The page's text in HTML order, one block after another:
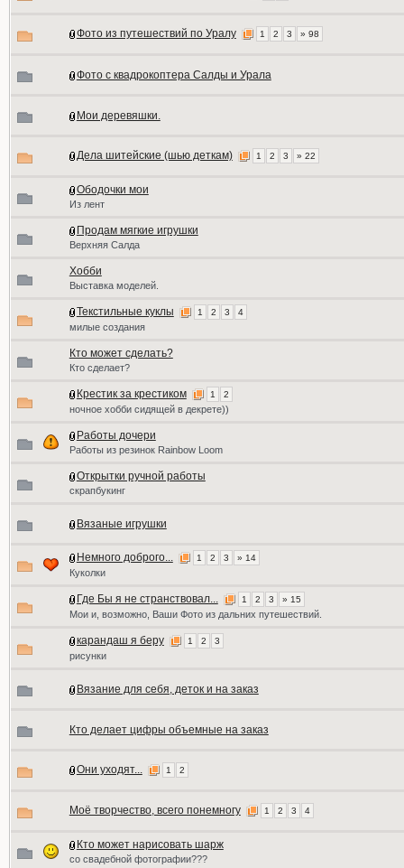
Фото из путешествий по Уралу 1 2 3 » 98
Фото с квадрокоптера Салды и Урала
Мои деревяшки.
Дела шитейские (шью деткам) 1 2 3 » 22
Ободочки мои
Из лент
Продам мягкие игрушки
Верхняя Салда
Хобби
Выставка моделей.
Текстильные куклы 1 2 3 4
милые создания
Кто может сделать?
Кто сделает?
Крестик за крестиком 1 2
ночное хобби сидящей в декрете))
Работы дочери
Работы из резинок Rainbow Loom
Открытки ручной работы
скрапбукинг
Вязаные игрушки
Немного доброго... 1 2 3 » 14
Куколки
Где Бы я не странствовал... 1 2 3 » 15
Мои и, возможно, Ваши Фото из дальних путешествий.
карандаш я беру 1 2 3
рисунки
Вязание для себя, деток и на заказ
Кто делает цифры объемные на заказ
Они уходят... 1 2
Моё творчество, всего понемногу 1 2 3 4
Кто может нарисовать шарж
со свадебной фотографии???